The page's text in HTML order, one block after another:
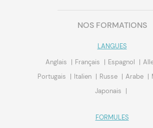
NOS FORMATIONS
LANGUES
Anglais
Français Espagnol
Portugais
Italien Russe Arabe
Japonais
FORMULES